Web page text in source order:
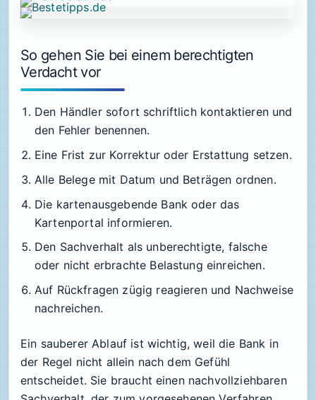
So gehen Sie bei einem berechtigten
Verdacht vor
Den Händler sofort schriftlich kontaktieren und
den Fehler benennen.
Eine Frist zur Korrektur oder Erstattung setzen.
Alle Belege mit Datum und Beträgen ordnen.
Die kartenausgebende Bank oder das
Kartenportal informieren.
Den Sachverhalt als unberechtigte, falsche
oder nicht erbrachte Belastung einreichen.
Auf Rückfragen zügig reagieren und Nachweise
nachreichen.
Ein sauberer Ablauf ist wichtig, weil die Bank in
der Regel nicht allein nach dem Gefühl
entscheidet. Sie braucht einen nachvollziehbaren